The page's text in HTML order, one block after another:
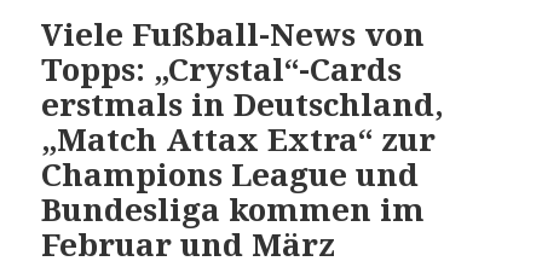
Viele Fußball-News von
Topps: „Crystal“-Cards
erstmals in Deutschland,
„Match Attax Extra“ zur
Champions League und
Bundesliga kommen im
Februar und März